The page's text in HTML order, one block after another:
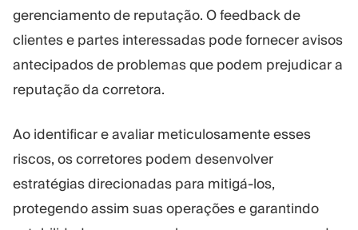
gerenciamento de reputação. O feedback de
clientes e partes interessadas pode fornecer avisos
antecipados de problemas que podem prejudicar a
reputação da corretora.
Ao identificar e avaliar meticulosamente esses
riscos, os corretores podem desenvolver
estratégias direcionadas para mitigá-los,
protegendo assim suas operações e garantindo